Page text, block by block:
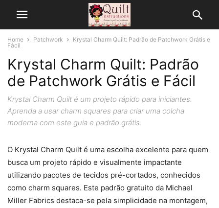
Home Patchwork
Krystal Charm Quilt: Padrão de Patchwork Grátis e
Fácil
Krystal Charm Quilt: Padrão
de Patchwork Grátis e Fácil
Krystal Charm Quilt é um projeto rápido para iniciantes.
Aprenda a usar charm squares para criar uma colcha
moderna com este guia e padrão grátis.
O Krystal Charm Quilt é uma escolha excelente para quem
busca um projeto rápido e visualmente impactante
utilizando pacotes de tecidos pré-cortados, conhecidos
como charm squares. Este padrão gratuito da Michael
Miller Fabrics destaca-se pela simplicidade na montagem,